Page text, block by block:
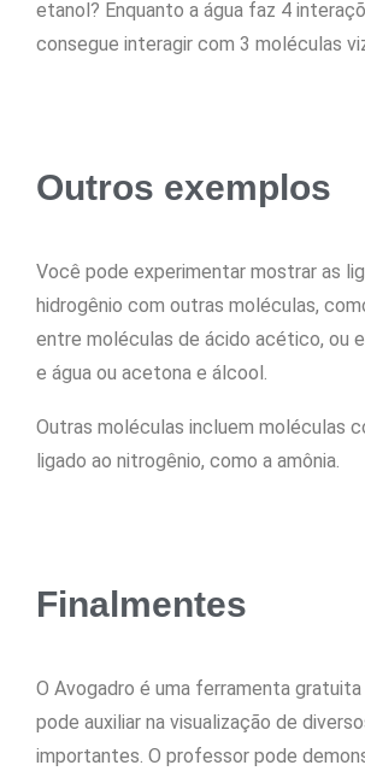
etanol? Enquanto a água faz 4
consegue interagir com 3 moléculas
Outros exemplos
Você pode experimentar mostrar as
hidrogênio com outras moléculas,
entre moléculas de ácido acético, ou
e água ou acetona e álcool.
Outras moléculas incluem moléculas
ligado ao nitrogênio, como a amônia.
Finalmentes
O Avogadro é uma ferramenta
pode auxiliar na visualização de
importantes. O professor pode